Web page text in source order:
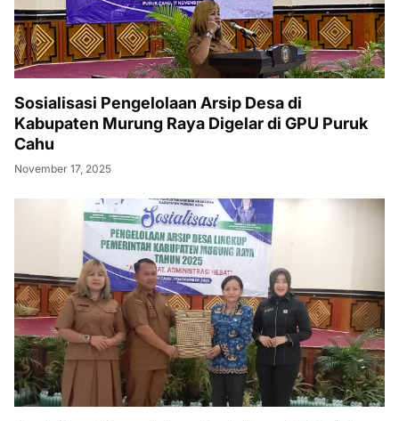
Sosialisasi Pengelolaan Arsip Desa di
Kabupaten Murung Raya Digelar di GPU Puruk
Cahu
November 17, 2025